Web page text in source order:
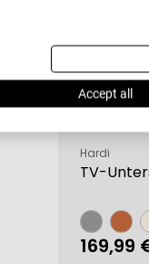
Accept all
TV-
Verkäufer:
Hardi
169,99